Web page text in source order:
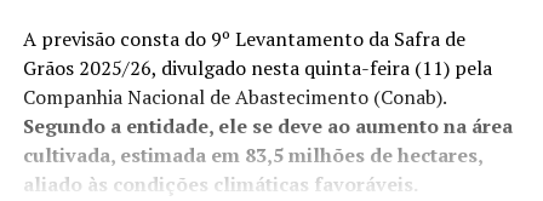
A previsão consta do 9º Levantamento da Safra de
Grãos 2025/26, divulgado nesta quinta-feira (11) pela
Companhia Nacional de Abastecimento (Conab).
Segundo a entidade, ele se deve ao aumento na área
cultivada, estimada em 83,5 milhões de hectares,
aliado às condições climáticas favoráveis.